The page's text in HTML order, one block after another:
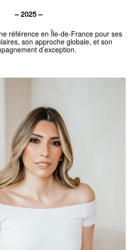
– 2025 –
référence en Île-de-France pour ses
son approche globale, et son
d’exception.